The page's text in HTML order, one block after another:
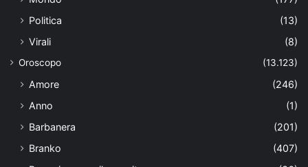
Politica
(13)
Virali
(8)
Oroscopo (13.123)
Amore
(246)
Anno
(1)
Barbanera
(201)
Branko
(407)